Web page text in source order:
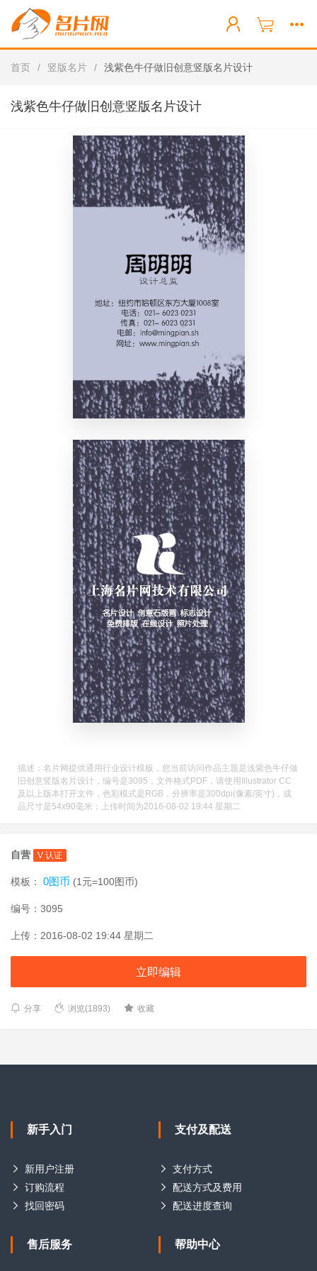
首页 / 竖版名片 / 浅紫色牛仔做旧创意竖版名片设计
浅紫色牛仔做旧创意竖版名片设计
描述：名片网提供通用行业设计模板，您当前访问作品主题是浅紫色牛仔做
旧创意竖版名片设计，编号是3095，文件格式PDF，请使用Illustrator CC
及以上版本打开文件，色彩模式是RGB，分辨率是300dpi(像素/英寸)，成
品尺寸是54x90毫米；上传时间为2016-08-02 19:44 星期二
自营 V 认证
模板： 0图币 (1元=100图币)
编号：3095
上传：2016-08-02 19:44 星期二
立即编辑
分享 浏览(1893) 收藏
新手入门
新用户注册
订购流程
找回密码
支付及配送
支付方式
配送方式及费用
配送进度查询
售后服务 帮助中心